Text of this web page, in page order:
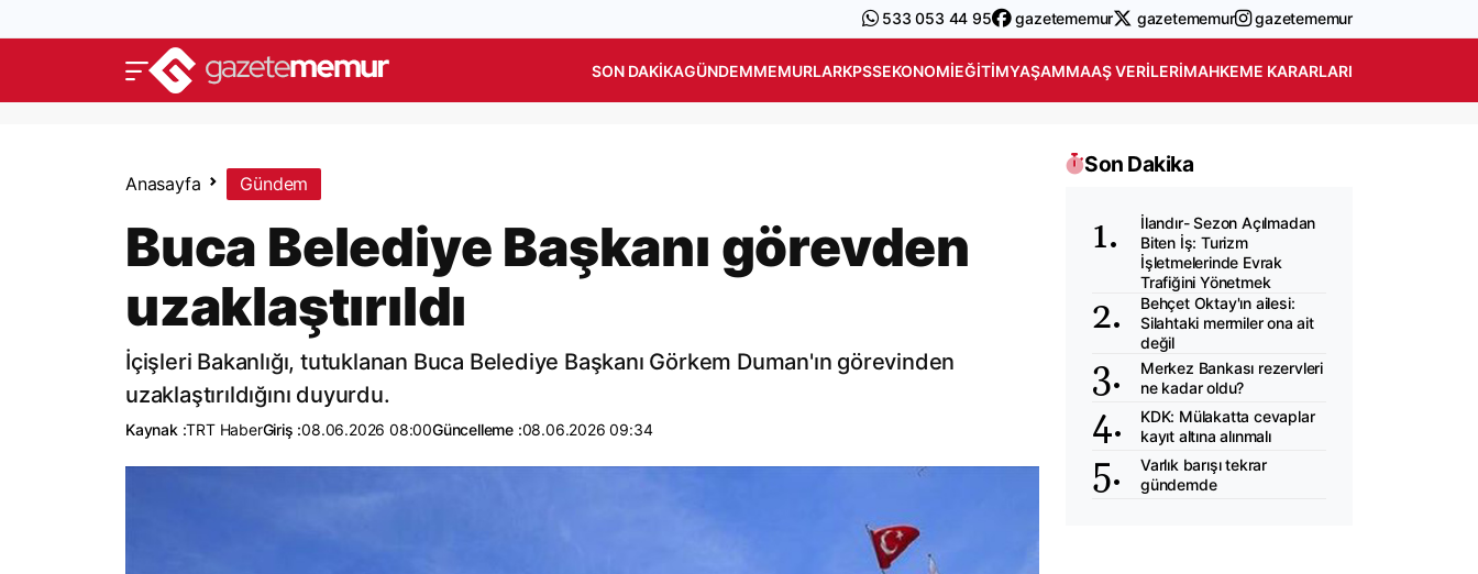
533 053 44 95 gazetememur gazetememur gazetememur
SON DAKIKAGÜNDEMMEMURLARKPSSEKONOMIEĞITIMYAŞAMMAAŞ VERILERIMAHKEME KARARLARI
Anasayfa Gündem
Buca Belediye Başkanı görevden
uzaklaştırıldı
İçişleri Bakanlığı, tutuklanan Buca Belediye Başkanı Görkem Duman'ın görevinden
uzaklaştırıldığını duyurdu.
Kaynak :TRT HaberGiriş :08.06.2026 08:00Güncelleme :08.06.2026 09:34
Son Dakika
İlandır- Sezon Açılmadan
Biten İş: Turizm
İşletmelerinde Evrak
Trafiğini Yönetmek
Behçet Oktay'ın ailesi:
Silahtaki mermiler ona ait
değil
Merkez Bankası rezervleri
ne kadar oldu?
KDK: Mülakatta cevaplar
kayıt altına alınmalı
Varlık barışı tekrar
gündemde